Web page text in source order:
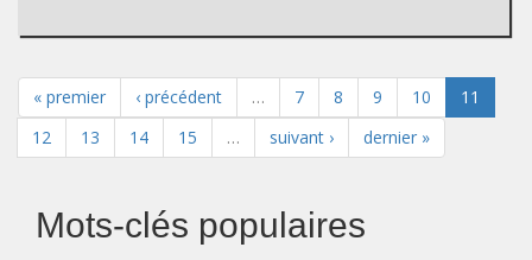
« premier ‹ précédent … 7 8 9 10
11
12
13 14 15 … suivant › dernier »
Mots-clés populaires